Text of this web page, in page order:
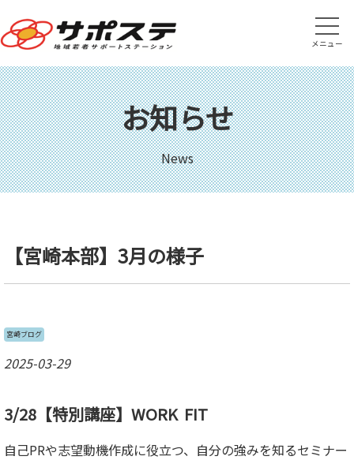
メニュー
お知らせ
News
【宮崎本部】3月の様子
宮崎ブログ
2025-03-29
3/28【特別講座】WORK FIT
自己PRや志望動機作成に役立つ、自分の強みを知るセミナー